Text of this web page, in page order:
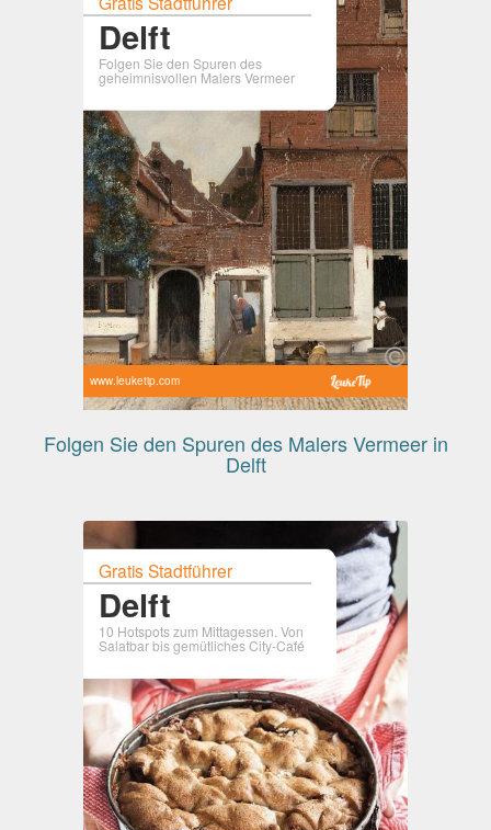
Delft
Folgen Sie den Spuren des
geheimnisvollen Malers Vermeer
www.leuketip.com
Folgen Sie den Spuren des Malers Vermeer in
Delft
Gratis Stadtführer
Delft
10 Hotspots zum Mittagessen. Von
Salatbar bis gemütliches City-Café